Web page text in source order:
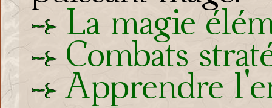
La magie
Combats
Apprendre